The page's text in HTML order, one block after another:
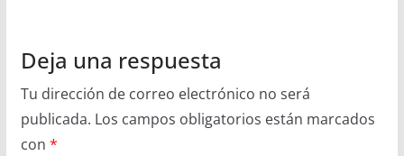
Deja una respuesta
Tu dirección de correo electrónico no será
publicada. Los campos obligatorios están marcados
con *